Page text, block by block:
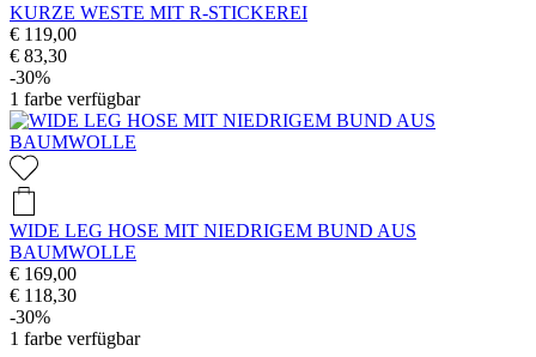
KURZE WESTE MIT R-STICKEREI
€ 119,00
€ 83,30
-30%
1 farbe verfügbar
WIDE LEG HOSE MIT NIEDRIGEM BUND AUS
BAUMWOLLE
€ 169,00
€ 118,30
-30%
1 farbe verfügbar